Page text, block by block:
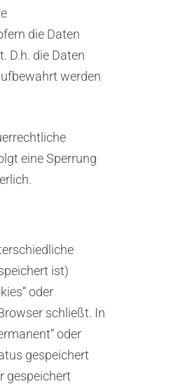
die Daten
D.h. die Daten
werden
eine Sperrung
ist)
oder
schließt. In
oder
gespeichert
gespeichert